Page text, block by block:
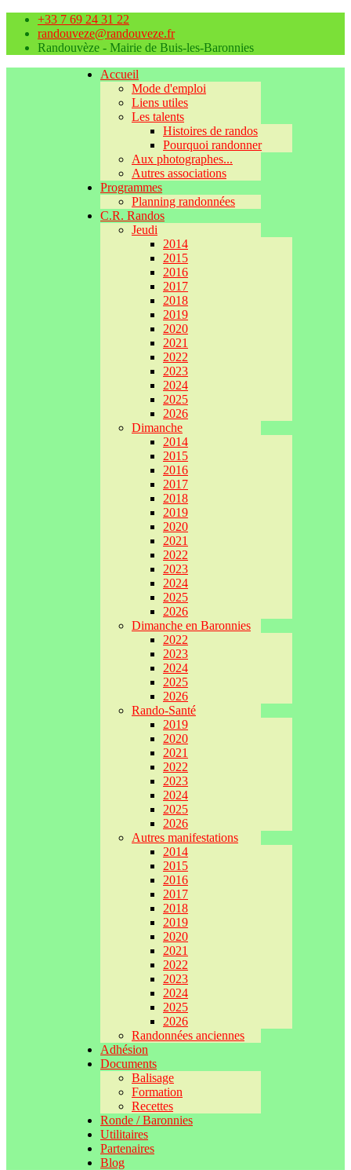
+33 7 69 24 31 22
randouveze@randouveze.fr
Randouvèze - Mairie de Buis-les-Baronnies
Accueil
Mode d'emploi
Liens utiles
Les talents
Histoires de randos
Pourquoi randonner
Aux photographes...
Autres associations
Programmes
Planning randonnées
C.R. Randos
Jeudi
2014
2015
2016
2017
2018
2019
2020
2021
2022
2023
2024
2025
2026
Dimanche
2014
2015
2016
2017
2018
2019
2020
2021
2022
2023
2024
2025
2026
Dimanche en Baronnies
2022
2023
2024
2025
2026
Rando-Santé
2019
2020
2021
2022
2023
2024
2025
2026
Autres manifestations
2014
2015
2016
2017
2018
2019
2020
2021
2022
2023
2024
2025
2026
Randonnées anciennes
Adhésion
Documents
Balisage
Formation
Recettes
Ronde / Baronnies
Utilitaires
Partenaires
Blog